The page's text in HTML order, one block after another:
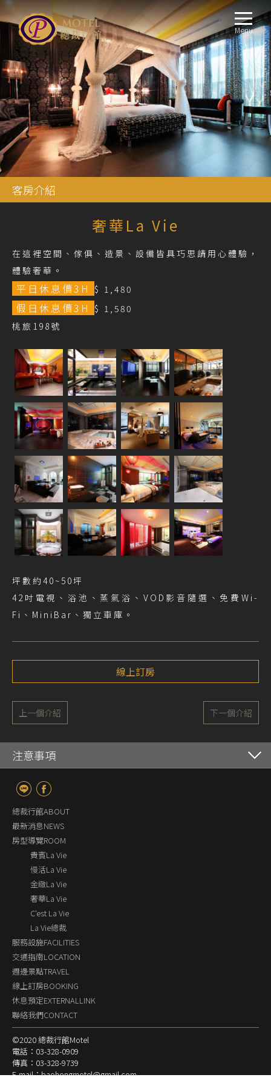
Menu
客房介紹
奢華La Vie
在這裡空間、傢俱、造景、設備皆具巧思請用心體驗，
體驗奢華。
平日休息價3H $ 1,480
假日休息價3H $ 1,580
桃旅198號
坪數約40~50坪
42吋電視、浴池、蒸氣浴、VOD影音隨選、免費Wi-
Fi、MiniBar、獨立車庫。
線上訂房
下一個介紹
上一個介紹
注意事項
總裁行館ABOUT
最新消息NEWS
房型導覽ROOM
貴賓La Vie
慢活La Vie
金緻La Vie
奢華La Vie
C'est La Vie
La Vie總裁
服務設施FACILITIES
交通指南LOCATION
週邊景點TRAVEL
線上訂房BOOKING
休息預定EXTERNALLINK
聯絡我們CONTACT
©2020 總裁行館Motel
電話：03-328-0909
傳真：03-328-9739
E-mail：baohongmotel@gmail.com